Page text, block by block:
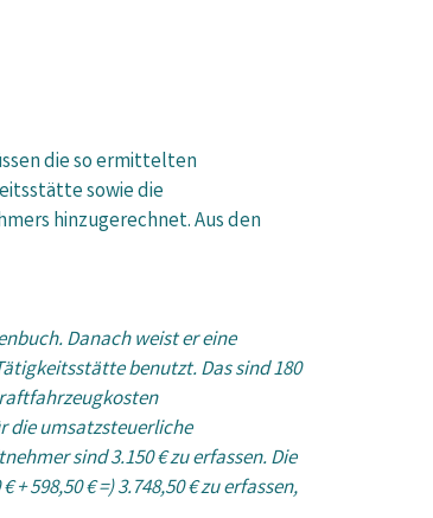
die so ermittelten
sowie die
hinzugerechnet. Aus den
Danach weist er eine
benutzt. Das sind 180
die umsatzsteuerliche
sind 3.150 € zu erfassen. Die
598,50 € =) 3.748,50 € zu erfassen,